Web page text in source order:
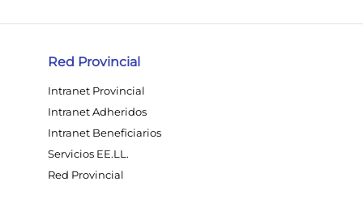
Red Provincial
Intranet Provincial
Intranet Adheridos
Intranet Beneficiarios
Servicios EE.LL.
Red Provincial